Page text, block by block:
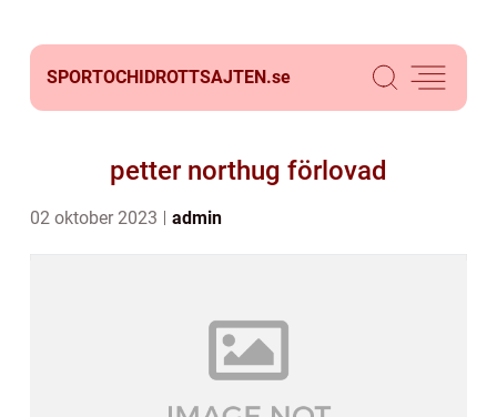
SPORTOCHIDROTTSAJTEN.se
petter northug förlovad
02 oktober 2023 admin